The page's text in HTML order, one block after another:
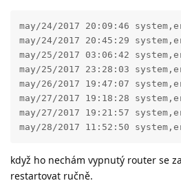
may/24/2017 20:09:46
may/24/2017 20:45:29
may/25/2017 03:06:42
may/25/2017 23:28:03
may/26/2017 19:47:07
may/27/2017 19:18:28
may/27/2017 19:21:57
may/28/2017 11:52:50
když ho nechám vypnutý router se
restartovat ručně.